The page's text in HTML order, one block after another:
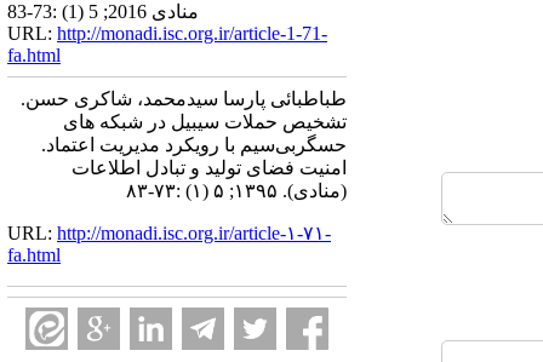
منادی 2016; 5 (1) :73-83
URL: http://monadi.isc.org.ir/article-1-71-
fa.html
طباطبائی پارسا سیدمحمد، شاکری حسن.
تشخیص حملات سیبیل در شبکه های
حسگربی‌سیم با رویکرد مدیریت اعتماد.
امنیت فضای تولید و تبادل اطلاعات
(منادی). ۱۳۹۵; ۵ (۱) :۷۳-۸۳
URL: http://monadi.isc.org.ir/article-۱-۷۱-
fa.html